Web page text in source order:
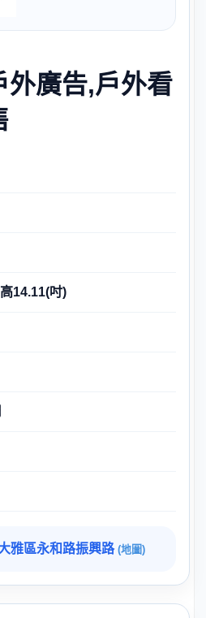
外廣告,戶外看
14.11(吋)
雅區永和路振興路 (地圖)